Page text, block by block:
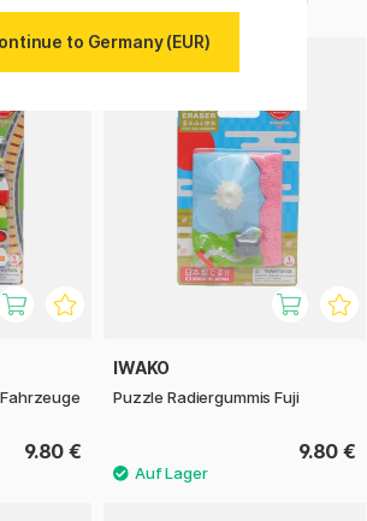
9.80 €
IWAKO
Puzzle Radiergummis Fuji
9.80 €
to Germany (EUR)